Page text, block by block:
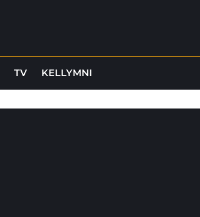
TV KELLYMNI